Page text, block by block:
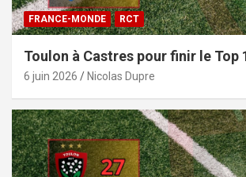
FRANCE-MONDE RCT
Toulon à Castres pour finir le Top
6 juin 2026 Nicolas Dupre